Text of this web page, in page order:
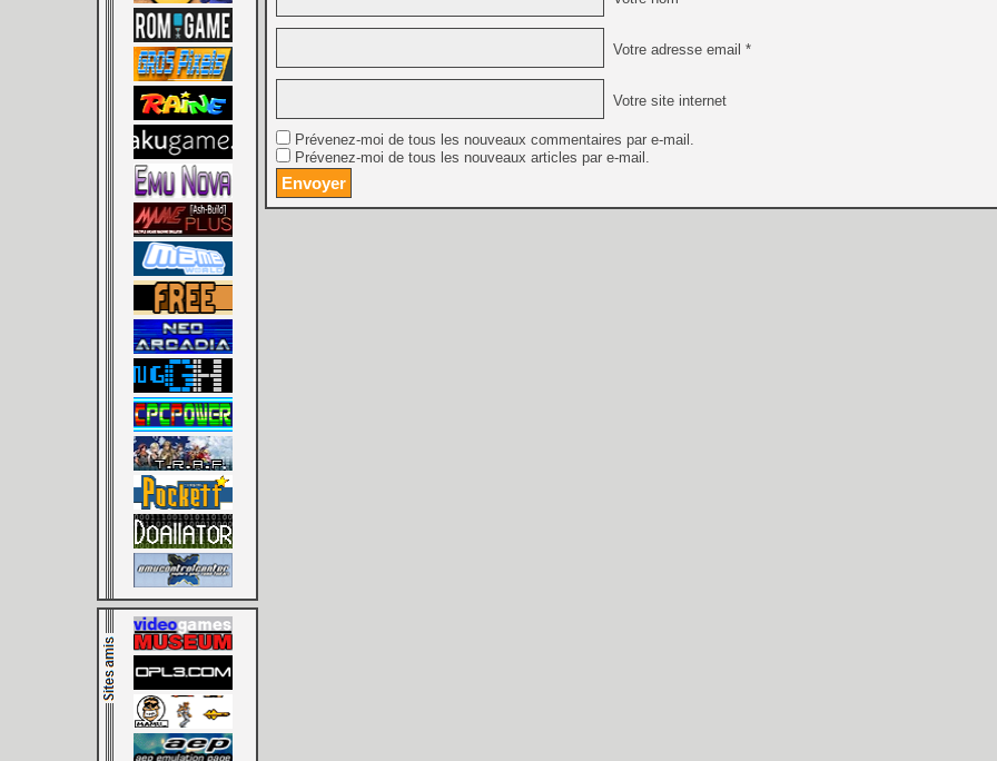
[GK] Le beat'em up The
[GK] Endless Legend 2 :
[LS] [PS5] Premiers
Votre adresse email *
Votre site internet
Prévenez-moi de tous les nouveaux commentaires par e-mail.
Prévenez-moi de tous les nouveaux articles par e-mail.